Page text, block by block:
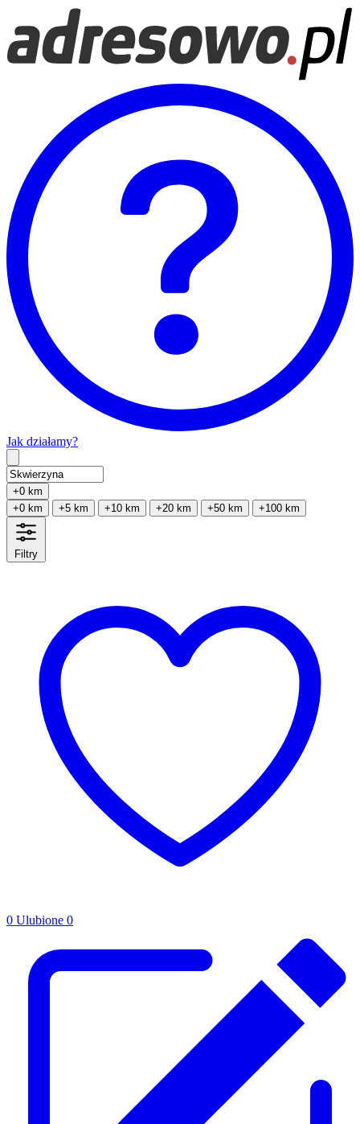
Jak działamy?
+0 km
+0 km
+5 km +10 km +20 km +50 km +100 km
Filtry
0 Ulubione 0